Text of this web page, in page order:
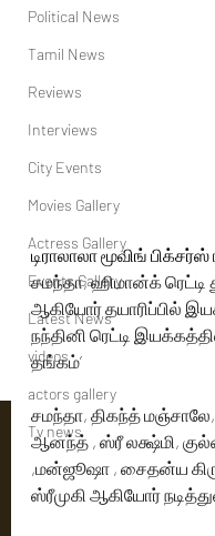
Political News
Tamil News
Reviews
Interviews
City Events
Movies Gallery
Actress Gallery
Events Gallery
Latest News
videos
actors gallery
Tv news
டிராலாலா மூவிங் பிக்சர்ஸ்
சமந்தா, ஹிமான்க் ரெட்டி
ஆகியோர் தயாரிப்பில்
நந்தினி ரெட்டி
தங்கம்’
சமந்தா, திகந்த்
ஆனந்த் , ஸ்ரீ லக்ஷ்மி,
,மன்ஜூஷா , சைதன்ய
ஸ்ரீமுகி ஆகியோர்